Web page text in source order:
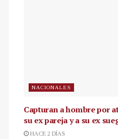
NACIONALES
Capturan a hombre por
su ex pareja y a su ex
HACE 2 DÍAS